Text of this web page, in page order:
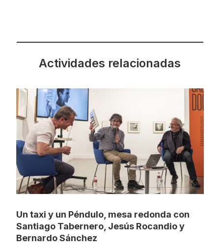
Actividades relacionadas
Un taxi y un Péndulo, mesa redonda con
Santiago Tabernero, Jesús Rocandio y
Bernardo Sánchez